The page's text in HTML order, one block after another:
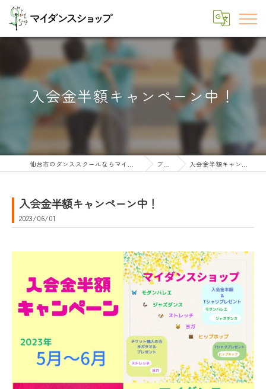
入会金半額キャンペーン中！
仙台市のダンススクールならマイダンスショップ ブログ 入会金半額キャンペーン中！
入会金半額キャンペーン中！
2023/06/01